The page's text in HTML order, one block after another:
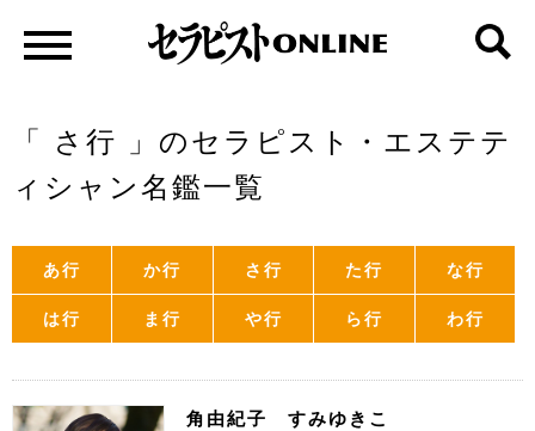
「 さ行 」のセラピスト・エステテ
ィシャン名鑑一覧
あ行 か行 さ行 た行 な行
は行 ま行 や行 ら行 わ行
角由紀子 すみゆきこ